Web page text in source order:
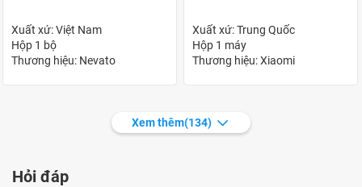
Xuất xứ: Việt Nam
Hộp 1 bộ
Thương hiệu: Nevato
Xuất xứ: Trung Quốc
Hộp 1 máy
Thương hiệu: Xiaomi
Xem thêm(134)
Hỏi đáp